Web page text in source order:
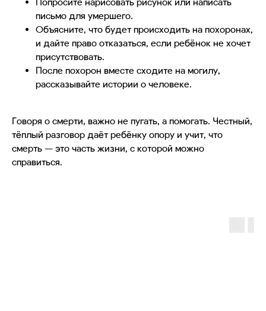
письмо для умершего.
Объясните, что будет происходить на похоронах,
и дайте право отказаться, если ребёнок не хочет
присутствовать.
После похорон вместе сходите на могилу,
рассказывайте истории о человеке.
Говоря о смерти, важно не пугать, а помогать. Честный,
тёплый разговор даёт ребёнку опору и учит, что
смерть — это часть жизни, с которой можно
справиться.